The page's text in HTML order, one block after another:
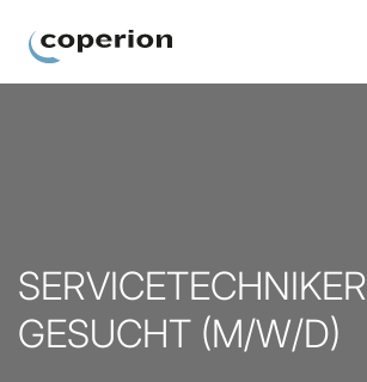
SERVICETECHNIKER
GESUCHT (M/W/D)